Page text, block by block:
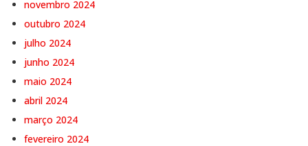
novembro 2024
outubro 2024
julho 2024
junho 2024
maio 2024
abril 2024
março 2024
fevereiro 2024